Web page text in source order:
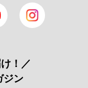
YouTube
！／
ジン